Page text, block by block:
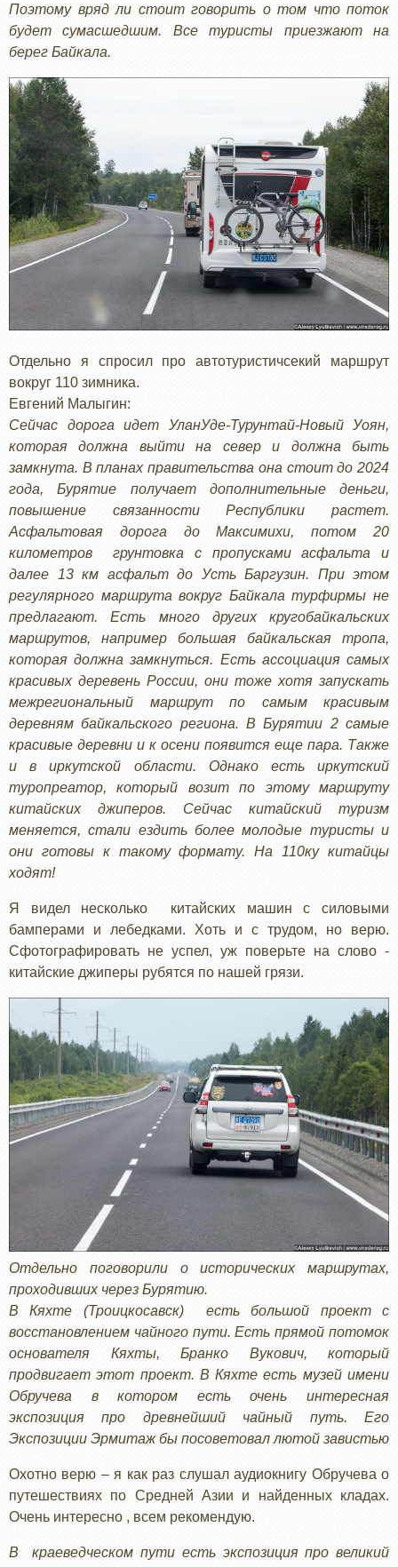
Поэтому вряд ли стоит говорить о том что поток
будет сумасшедшим. Все туристы приезжают на
берег Байкала.
Отдельно я спросил про автотуристичсекий маршрут
вокруг 110 зимника.
Евгений Малыгин:
Сейчас дорога идет УланУде-Турунтай-Новый Уоян,
которая должна выйти на север и должна быть
замкнута. В планах правительства она стоит до 2024
года, Бурятие получает дополнительные деньги,
повышение связанности Республики растет.
Асфальтовая дорога до Максимихи, потом 20
километров грунтовка с пропусками асфальта и
далее 13 км асфальт до Усть Баргузин. При этом
регулярного маршрута вокруг Байкала турфирмы не
предлагают. Есть много других кругобайкальских
маршрутов, например большая байкальская тропа,
которая должна замкнуться. Есть ассоциация самых
красивых деревень России, они тоже хотя запускать
межрегиональный маршрут по самым красивым
деревням байкальского региона. В Бурятии 2 самые
красивые деревни и к осени появится еще пара. Также
и в иркутской области. Однако есть иркутский
туропреатор, который возит по этому маршруту
китайских джиперов. Сейчас китайский туризм
меняется, стали ездить более молодые туристы и
они готовы к такому формату. На 110ку китайцы
ходят!
Я видел несколько китайских машин с силовыми
бамперами и лебедками. Хоть и с трудом, но верю.
Сфотографировать не успел, уж поверьте на слово -
китайские джиперы рубятся по нашей грязи.
Отдельно поговорили о исторических маршрутах,
проходивших через Бурятию.
В Кяхте (Троицкосавск) есть большой проект с
восстановлением чайного пути. Есть прямой потомок
основателя Кяхты, Бранко Вукович, который
продвигает этот проект. В Кяхте есть музей имени
Обручева в котором есть очень интересная
экспозиция про древнейший чайный путь. Его
Экспозиции Эрмитаж бы посоветовал лютой завистью
Охотно верю – я как раз слушал аудиокнигу Обручева о
путешествиях по Средней Азии и найденных кладах.
Очень интересно , всем рекомендую.
В краеведческом пути есть экспозиция про великий